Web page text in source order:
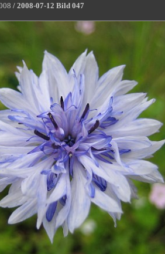
/ 2008-07-12 Bild 047